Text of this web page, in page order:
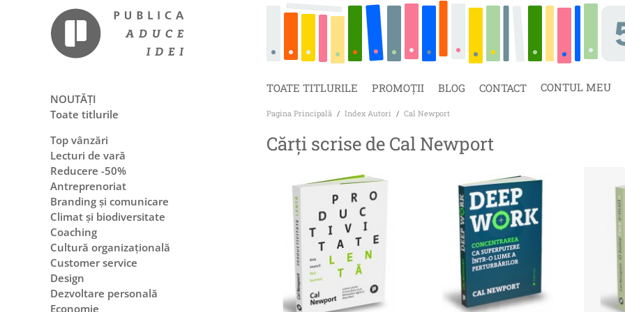
CONTUL MEU
TOATE TITLURILE PROMOȚII BLOG CONTACT
Pagina Principală / Index Autori / Cal Newport
Cărți scrise de Cal Newport
NOUTĂȚI
Toate titlurile
Top vânzări
Lecturi de vară
Reducere -50%
Antreprenoriat
Branding și comunicare
Climat și biodiversitate
Coaching
Cultură organizațională
Customer service
Design
Dezvoltare personală
Economie